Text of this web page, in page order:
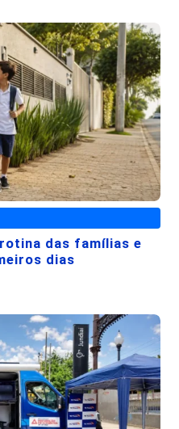
das famílias e
dias